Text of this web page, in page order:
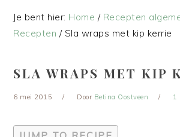
Je bent hier: Home / Recepten
Recepten /Sla wraps met kip kerrie
SLA WRAPS MET KIP
6 mei 2015 Door Betina Oostveen 1